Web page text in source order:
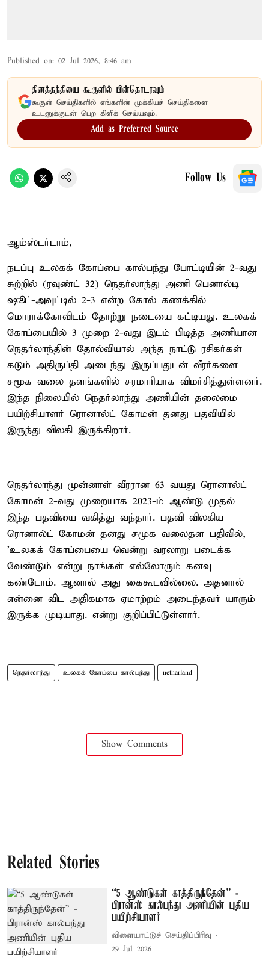
Published on: 02 Jul 2026, 8:46 am
தினத்தந்தியை கூகுளில் பின்தொடரவும்
கூகுள் செய்திகளில் எங்களின் முக்கியச் செய்திகளை
உடனுக்குடன் பெற கிளிக் செய்யவும்.
Add as Preferred Source
Follow Us
ஆம்ஸ்டர்டாம்,
நடப்பு உலகக் கோப்பை கால்பந்து போட்டியின் 2-வது
சுற்றில் (ரவுண்ட் 32) நெதர்லாந்து அணி பெனால்டி
ஷூட்-அவுட்டில் 2-3 என்ற கோல் கணக்கில்
மொராக்கோவிடம் தோற்று நடையை கட்டியது. உலகக்
கோப்பையில் 3 முறை 2-வது இடம் பிடித்த அணியான
நெதர்லாந்தின் தோல்வியால் அந்த நாட்டு ரசிகர்கள்
கடும் அதிருப்தி அடைந்து இருப்பதுடன் வீரர்களை
சமூக வலை தளங்களில் சரமாரியாக விமர்சித்துள்ளனர்.
இந்த நிலையில் நெதர்லாந்து அணியின் தலைமை
பயிற்சியாளர் ரொனால்ட் கோமன் தனது பதவியில்
இருந்து விலகி இருக்கிறார்.
நெதர்லாந்து முன்னாள் வீரரான 63 வயது ரொனால்ட்
கோமன் 2-வது முறையாக 2023-ம் ஆண்டு முதல்
இந்த பதவியை வகித்து வந்தார். பதவி விலகிய
ரொனால்ட் கோமன் தனது சமூக வலைதள பதிவில்,
'உலகக் கோப்பையை வென்று வரலாறு படைக்க
வேண்டும் என்று நாங்கள் எல்லோரும் கனவு
கண்டோம். ஆனால் அது கைகூடவில்லை. அதனால்
என்னை விட அதிகமாக ஏமாற்றம் அடைந்தவர் யாரும்
இருக்க முடியாது. என்று குறிப்பிட்டுள்ளார்.
நெதர்லாந்து உலகக் கோப்பை கால்பந்து netharland
Show Comments
Related Stories
“5 ஆண்டுகள் காத்திருந்தேன்” -
பிரான்ஸ் கால்பந்து அணியின் புதிய
பயிற்சியாளர்
விளையாட்டுச் செய்திப்பிரிவு
29 Jul 2026